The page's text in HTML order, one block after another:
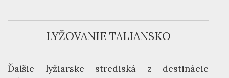
LYŽOVANIE TALIANSKO
Ďalšie lyžiarske strediská z destinácie